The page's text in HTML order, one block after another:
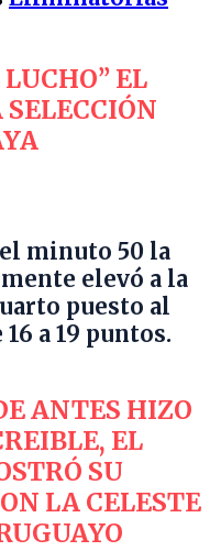
EL
minuto 50 la
elevó a la
puesto al
a 19 puntos.
ANTES HIZO
EL
SU
LA CELESTE